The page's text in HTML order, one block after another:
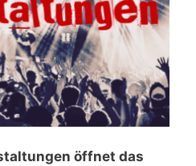
öffnet das